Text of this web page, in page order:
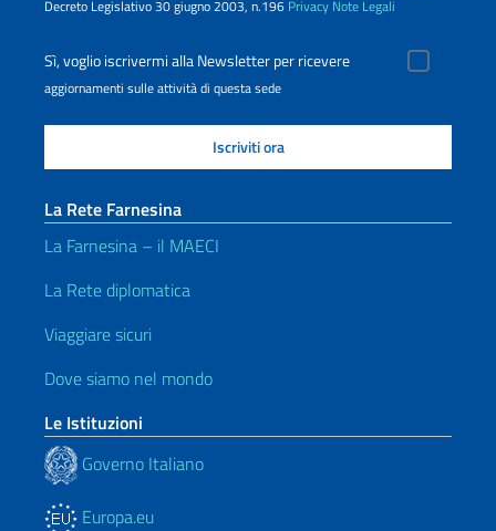
Decreto Legislativo 30 giugno 2003, n.196 Privacy Note Legali
Sì, voglio iscrivermi alla Newsletter per ricevere
aggiornamenti sulle attività di questa sede
La Rete Farnesina
La Farnesina – il MAECI
La Rete diplomatica
Viaggiare sicuri
Dove siamo nel mondo
Le Istituzioni
Governo Italiano
Europa.eu